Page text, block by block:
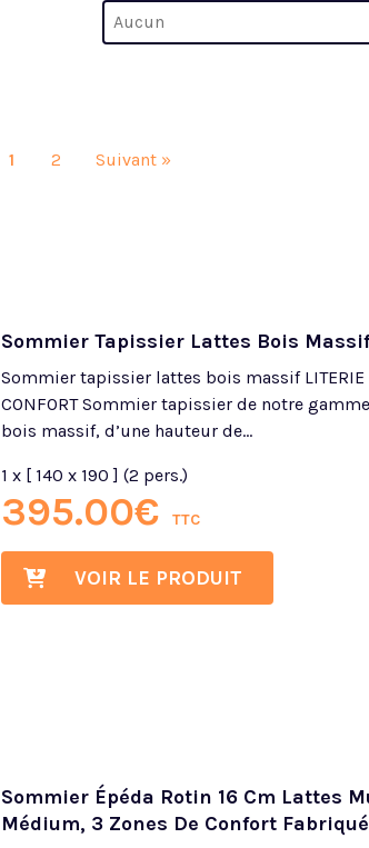
Trier par
Trier par
Trier par
1 2 Suivant »
Sommier Tapissier Lattes Bois
Sommier tapissier lattes bois massif LITERIE
CONFORT Sommier tapissier de notre gamme
bois massif, d’une hauteur de...
1 x [ 140 x 190 ] (2 pers.)
395.00€ TTC
VOIR LE PRODUIT
Sommier Épéda Rotin 16 Cm Lattes
Médium, 3 Zones De Confort